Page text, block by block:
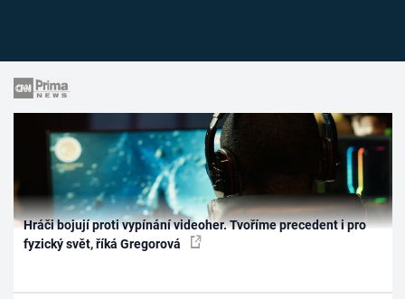
Hráči bojují proti vypínání videoher. Tvoříme precedent i pro
fyzický svět, říká Gregorová